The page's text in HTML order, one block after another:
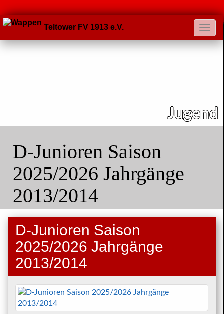
Teltower FV 1913 e.V.
Jugend
D-Junioren Saison
2025/2026 Jahrgänge
2013/2014
D-Junioren Saison
2025/2026 Jahrgänge
2013/2014